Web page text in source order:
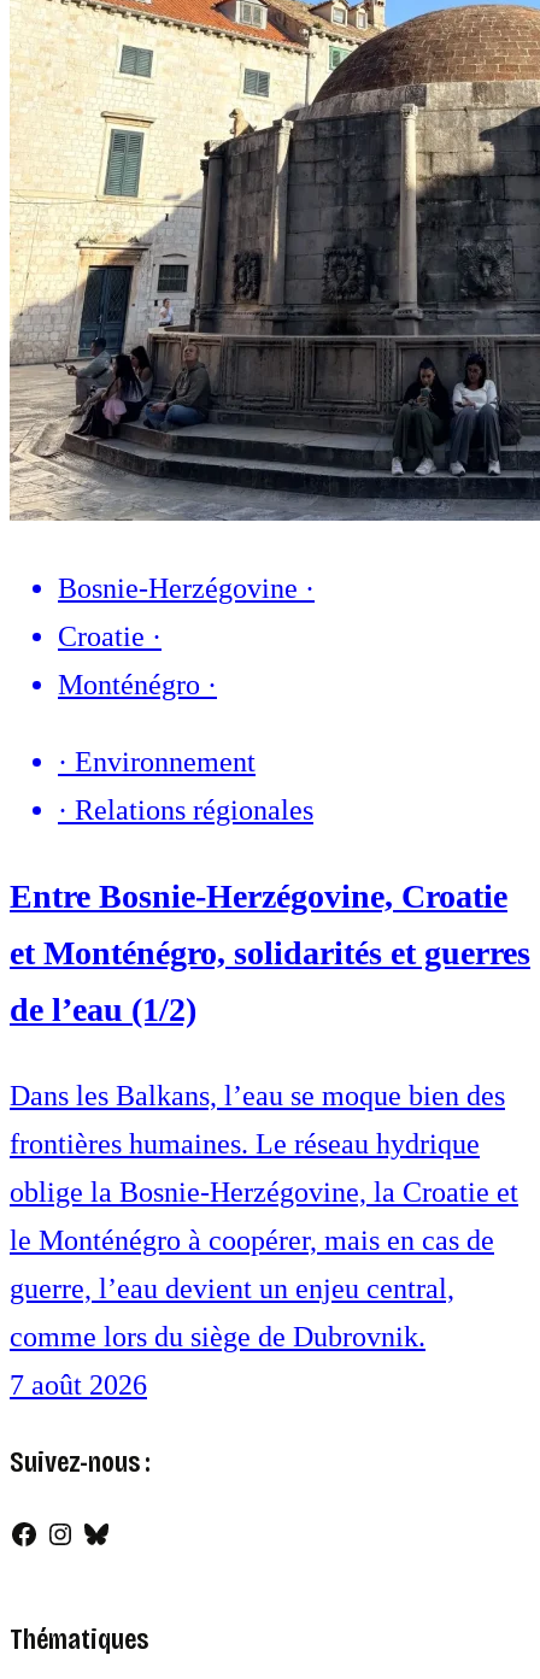
Bosnie-Herzégovine ·
Croatie ·
Monténégro ·
· Environnement
· Relations régionales
Entre Bosnie-Herzégovine, Croatie
et Monténégro, solidarités et guerres
de l’eau (1/2)
Dans les Balkans, l’eau se moque bien des
frontières humaines. Le réseau hydrique
oblige la Bosnie-Herzégovine, la Croatie et
le Monténégro à coopérer, mais en cas de
guerre, l’eau devient un enjeu central,
comme lors du siège de Dubrovnik.
7 août 2026
Suivez-nous :
Facebook
Instagram
Bluesky
Thématiques